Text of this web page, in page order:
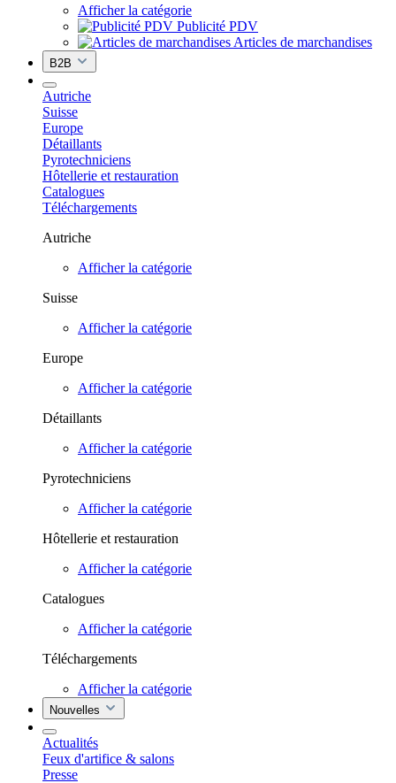
Afficher la catégorie
Publicité PDV
Articles de marchandises
B2B
Autriche
Suisse
Europe
Détaillants
Pyrotechniciens
Hôtellerie et restauration
Catalogues
Téléchargements
Autriche
Afficher la catégorie
Suisse
Afficher la catégorie
Europe
Afficher la catégorie
Détaillants
Afficher la catégorie
Pyrotechniciens
Afficher la catégorie
Hôtellerie et restauration
Afficher la catégorie
Catalogues
Afficher la catégorie
Téléchargements
Afficher la catégorie
Nouvelles
Actualités
Feux d'artifice & salons
Presse